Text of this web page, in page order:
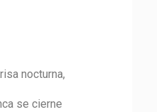
nocturna,
se cierne